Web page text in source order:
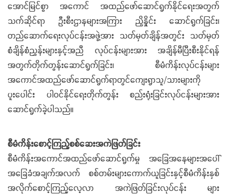
အောင်မြင်စွာ အကောင် အထည်ဖော်ဆောင်ရွက်နိုင်ရေးအတွက်
သက်ဆိုင်ရာ ဦးစီးဌာနများအကြား ညှိနှိုင်း ဆောင်ရွက်ခြင်း၊
တည်ဆောက်ရေးလုပ်ငန်းအဖွဲ့အား သတ်မှတ်ချိန်အတွင်း သတ်မှတ်
စံချိန်စံညွှန်းများနှင့်အညီ လုပ်ငန်းများအား အချိန်မီပြီးစီးနိုင်ရန်
အတွက်တိုက်တွန်းဆောင်ရွက်ခြင်း၊ စီမံကိန်းလုပ်ငန်းများ
အကောင်အထည်ဖော်ဆောင်ရွက်ရာတွင်ကျေးရွာသူ/သားများကို
ပူးပေါင်း ပါဝင်နိုင်ရေးတိုက်တွန်း စည်းရုံးခြင်းလုပ်ငန်းများအား
ဆောင်ရွက်ခဲ့ပါသည်။
စီမံကိန်းစောင့်ကြည့်စစ်ဆေးအကဲဖြတ်ခြင်း
စီမံကိန်းအကောင်အထည်ဖော်ဆောင်ရွက်မှု အခြေအနေများအပေါ်
အခြေခံအချက်အလက် စစ်တမ်းများကောက်ယူခြင်းနှင့်စီမံကိန်းနှစ်
အလိုက်စောင့်ကြည့်လေ့လာ အကဲဖြတ်ခြင်းလုပ်ငန်း များ